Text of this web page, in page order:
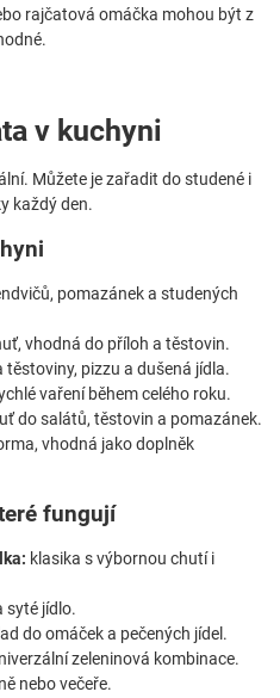
rajčatová omáčka mohou být z
v kuchyni
Můžete je zařadit do studené i
každý den.
pomazánek a studených
vhodná do příloh a těstovin.
těstoviny, pizzu a dušená jídla.
vaření během celého roku.
do salátů, těstovin a pomazánek.
vhodná jako doplněk
fungují
klasika s výbornou chutí i
syté jídlo.
do omáček a pečených jídel.
zeleninová kombinace.
nebo večeře.